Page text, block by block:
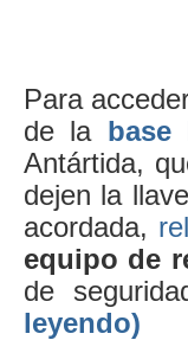
Para
de la base
Antártida,
dejen la
acordada,
equipo de
de
leyendo)